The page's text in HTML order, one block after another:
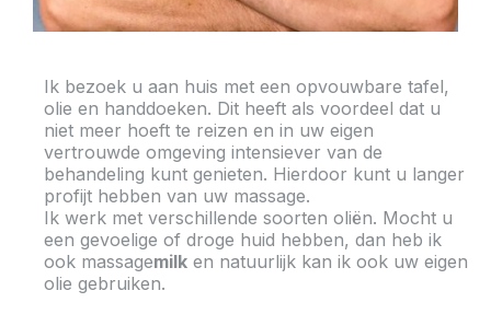
Ik bezoek u aan huis met een opvouwbare tafel,
olie en handdoeken. Dit heeft als voordeel dat u
niet meer hoeft te reizen en in uw eigen
vertrouwde omgeving intensiever van de
behandeling kunt genieten. Hierdoor kunt u langer
profijt hebben van uw massage.
Ik werk met verschillende soorten oliën. Mocht u
een gevoelige of droge huid hebben, dan heb ik
ook massagemilk en natuurlijk kan ik ook uw eigen
olie gebruiken.